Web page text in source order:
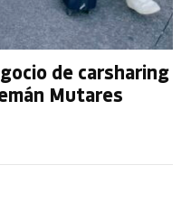
de carsharing
Mutares